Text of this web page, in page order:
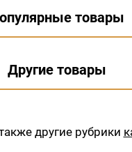
товары
Другие товары
другие рубрики